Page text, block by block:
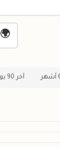
🌍
آخر 90 يوم